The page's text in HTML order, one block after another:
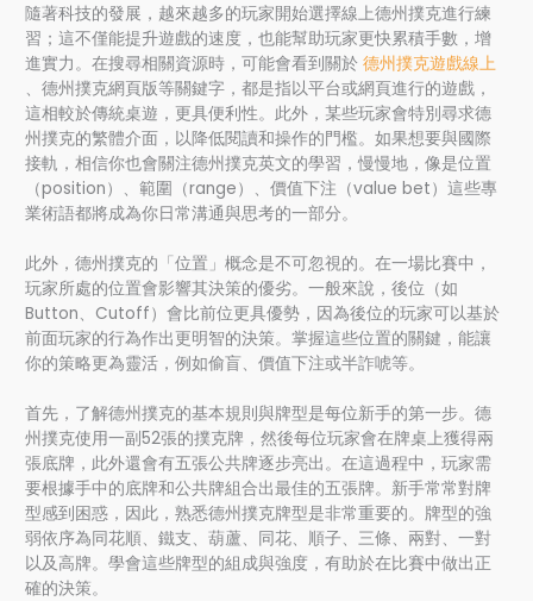
隨著科技的發展，越來越多的玩家開始選擇線上德州撲克進行練
習；這不僅能提升遊戲的速度，也能幫助玩家更快累積手數，增
進實力。在搜尋相關資源時，可能會看到關於德州撲克遊戲線上
、德州撲克網頁版等關鍵字，都是指以平台或網頁進行的遊戲，
這相較於傳統桌遊，更具便利性。此外，某些玩家會特別尋求德
州撲克的繁體介面，以降低閱讀和操作的門檻。如果想要與國際
接軌，相信你也會關注德州撲克英文的學習，慢慢地，像是位置
（position）、範圍（range）、價值下注（value bet）這些專
業術語都將成為你日常溝通與思考的一部分。
此外，德州撲克的「位置」概念是不可忽視的。在一場比賽中，
玩家所處的位置會影響其決策的優劣。一般來說，後位（如
Button、Cutoff）會比前位更具優勢，因為後位的玩家可以基於
前面玩家的行為作出更明智的決策。掌握這些位置的關鍵，能讓
你的策略更為靈活，例如偷盲、價值下注或半詐唬等。
首先，了解德州撲克的基本規則與牌型是每位新手的第一步。德
州撲克使用一副52張的撲克牌，然後每位玩家會在牌桌上獲得兩
張底牌，此外還會有五張公共牌逐步亮出。在這過程中，玩家需
要根據手中的底牌和公共牌組合出最佳的五張牌。新手常常對牌
型感到困惑，因此，熟悉德州撲克牌型是非常重要的。牌型的強
弱依序為同花順、鐵支、葫蘆、同花、順子、三條、兩對、一對
以及高牌。學會這些牌型的組成與強度，有助於在比賽中做出正
確的決策。